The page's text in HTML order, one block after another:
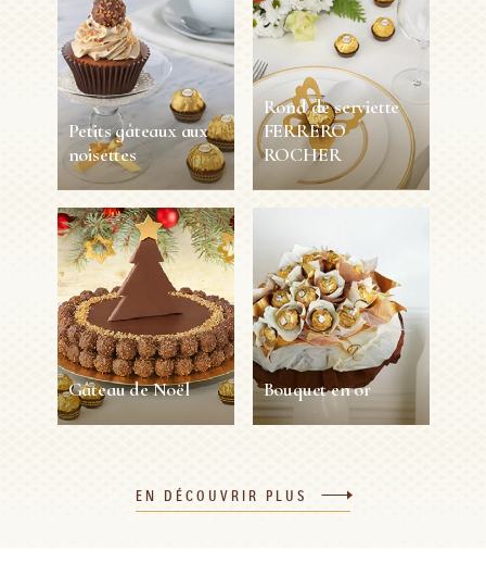
Petits gâteaux aux
noisettes
Petits gâteaux aux
noisettes
45 min Facile
EN VOIR PLUS
Rond de serviette
FERRERO
ROCHER
FERRERO
ROCHER
5 min 1 Personne Facile
EN VOIR PLUS
Gâteau de Noël
8 Difficile
Bouquet en or
30 min 1 Personne
EN DÉCOUVRIR PLUS